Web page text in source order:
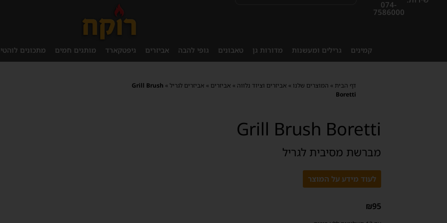
074-
7586000
קמינים גרילים ומעשנות מדורות גן טאבונים גופי להבה אביזרים גיפטקארד מותגים חמים מתכונים
דף הבית » המוצרים שלנו » אביזרים וציוד נלווה » אביזרים » אביזרים לגריל »
Grill Brush
Boretti
Grill Brush Boretti
מברשת מסיבית לגריל
לעוד מידע על המוצר
₪95